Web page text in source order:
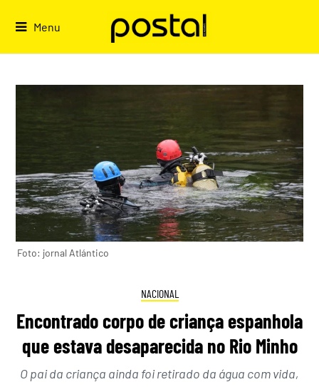
Menu
Foto: jornal Atlántico
NACIONAL
Encontrado corpo de criança espanhola
que estava desaparecida no Rio Minho
O pai da criança ainda foi retirado da água com vida,